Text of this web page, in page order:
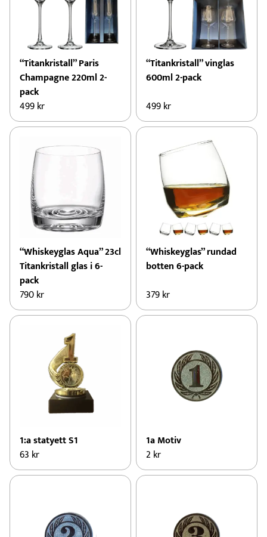
“Titankristall” Paris
Champagne 220ml 2-
pack
499kr
“Titankristall” vinglas
600ml 2-pack
499kr
“Whiskeyglas Aqua” 23cl
Titankristall glas i 6-
pack
790kr
“Whiskeyglas” rundad
botten 6-pack
379kr
1:a statyett S1
63 kr
1a Motiv
2 kr